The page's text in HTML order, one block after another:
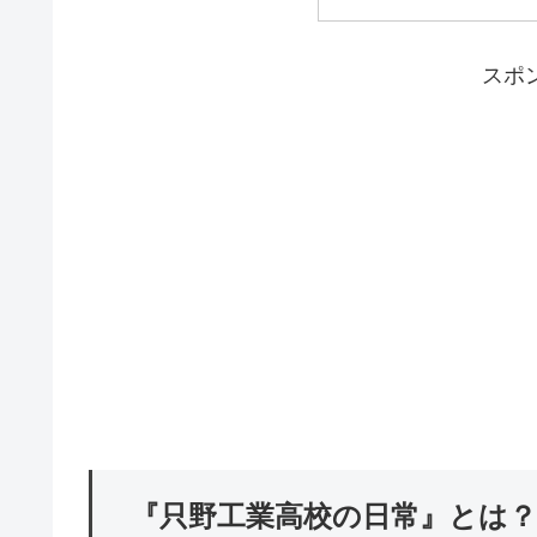
スポ
『只野工業高校の日常』とは？